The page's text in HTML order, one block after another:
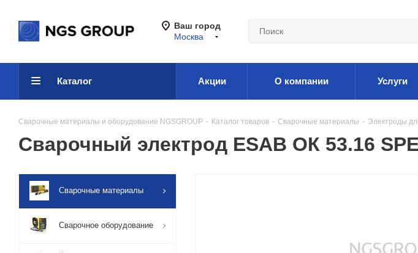
Ваш город
Москва
Каталог Акции О компании Услуги
Сварочные материалы и оборудование NGSGROUP - Каталог товаров - Сварочные материалы - Электроды
Сварочный электрод ESAB ОК 53.16
Сварочные материалы
Сварочное оборудование